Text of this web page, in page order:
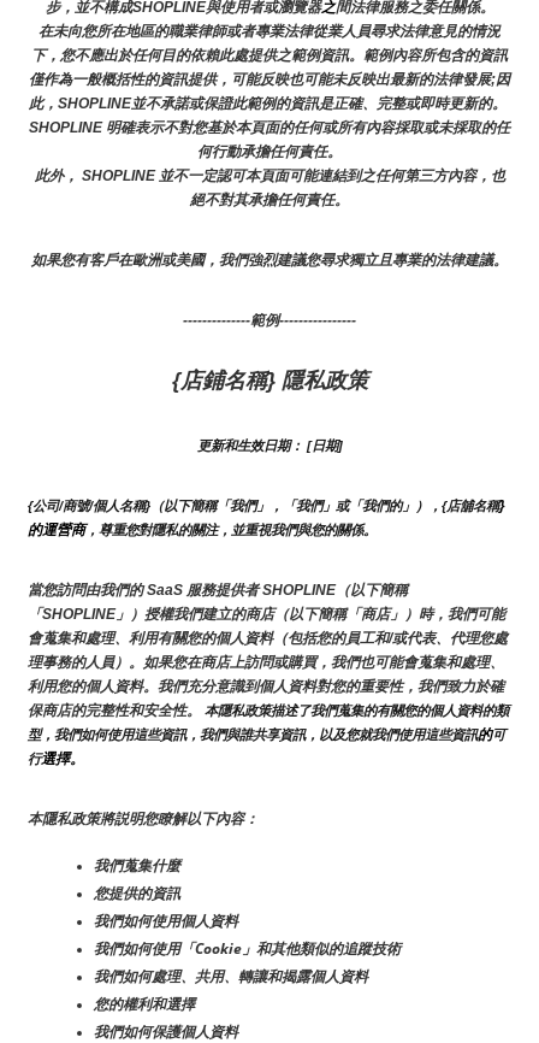
步，並不構成SHOPLINE與使用者或瀏覽器之間法律服務之委任關係。
在未向您所在地區的職業律師或者專業法律從業人員尋求法律意見的情況
下，您不應出於任何目的依賴此處提供之範例資訊。範例內容所包含的資訊
僅作為一般概括性的資訊提供，可能反映也可能未反映出最新的法律發展;因
此，SHOPLINE並不承諾或保證此範例的資訊是正確、完整或即時更新的。
SHOPLINE 明確表示不對您基於本頁面的任何或所有內容採取或未採取的任
何行動承擔任何責任。
此外， SHOPLINE 並不一定認可本頁面可能連結到之任何第三方內容，也
絕不對其承擔任何責任。
如果您有客戶在歐洲或美國，我們強烈建議您尋求獨立且專業的法律建議。
--------------範例----------------
{店鋪名稱} 隱私政策
更新和生效日期： [日期]
{公司/商號/個人名稱}（以下簡稱「我們」，「我們」或「我們的」），{店舖名稱}
的運營商，尊重您對隱私的關注，並重視我們與您的關係。
當您訪問由我們的 SaaS 服務提供者 SHOPLINE（以下簡稱
「SHOPLINE」）授權我們建立的商店（以下簡稱「商店」）時，我們可能
會蒐集和處理、利用有關您的個人資料（包括您的員工和/或代表、代理您處
理事務的人員）。如果您在商店上訪問或購買，我們也可能會蒐集和處理、
利用您的個人資料。我們充分意識到個人資料對您的重要性，我們致力於確
保商店的完整性和安全性。
本隱私政策描述了我們蒐集的有關您的個人資料的類
型，我們如何使用這些資訊，我們與誰共享資訊，以及您就我們使用這些資訊的可
行選擇。
本隱私政策將説明您瞭解以下內容：
我們蒐集什麼
您提供的資訊
我們如何使用個人資料
我們如何使用「Cookie」和其他類似的追蹤技術
我們如何處理、共用、轉讓和揭露個人資料
您的權利和選擇
我們如何保護個人資料